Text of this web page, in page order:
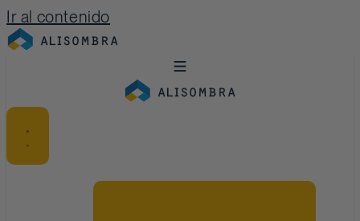
Ir al contenido